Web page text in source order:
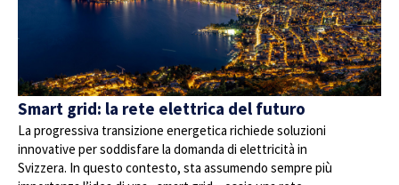
Smart grid: la rete elettrica del futuro
La progressiva transizione energetica richiede soluzioni
innovative per soddisfare la domanda di elettricità in
Svizzera. In questo contesto, sta assumendo sempre più